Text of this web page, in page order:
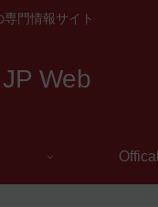
門情報サイト
Web
Offical